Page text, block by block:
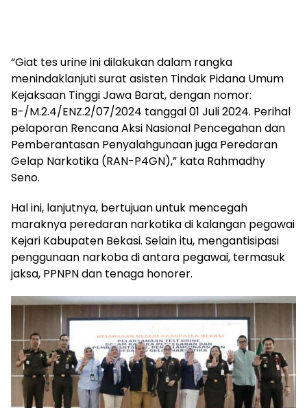
“Giat tes urine ini dilakukan dalam rangka
menindaklanjuti surat asisten Tindak Pidana Umum
Kejaksaan Tinggi Jawa Barat, dengan nomor:
B-/M.2.4/ENZ.2/07/2024 tanggal 01 Juli 2024. Perihal
pelaporan Rencana Aksi Nasional Pencegahan dan
Pemberantasan Penyalahgunaan juga Peredaran
Gelap Narkotika (RAN-P4GN),” kata Rahmadhy
Seno.
Hal ini, lanjutnya, bertujuan untuk mencegah
maraknya peredaran narkotika di kalangan pegawai
Kejari Kabupaten Bekasi. Selain itu, mengantisipasi
penggunaan narkoba di antara pegawai, termasuk
jaksa, PPNPN dan tenaga honorer.